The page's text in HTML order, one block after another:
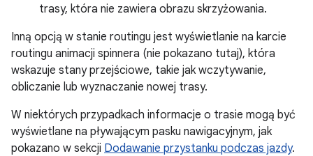
trasy, która nie zawiera obrazu skrzyżowania.
Inną opcją w stanie routingu jest wyświetlanie na karcie
routingu animacji spinnera (nie pokazano tutaj), która
wskazuje stany przejściowe, takie jak wczytywanie,
obliczanie lub wyznaczanie nowej trasy.
W niektórych przypadkach informacje o trasie mogą być
wyświetlane na pływającym pasku nawigacyjnym, jak
pokazano w sekcji Dodawanie przystanku podczas jazdy.